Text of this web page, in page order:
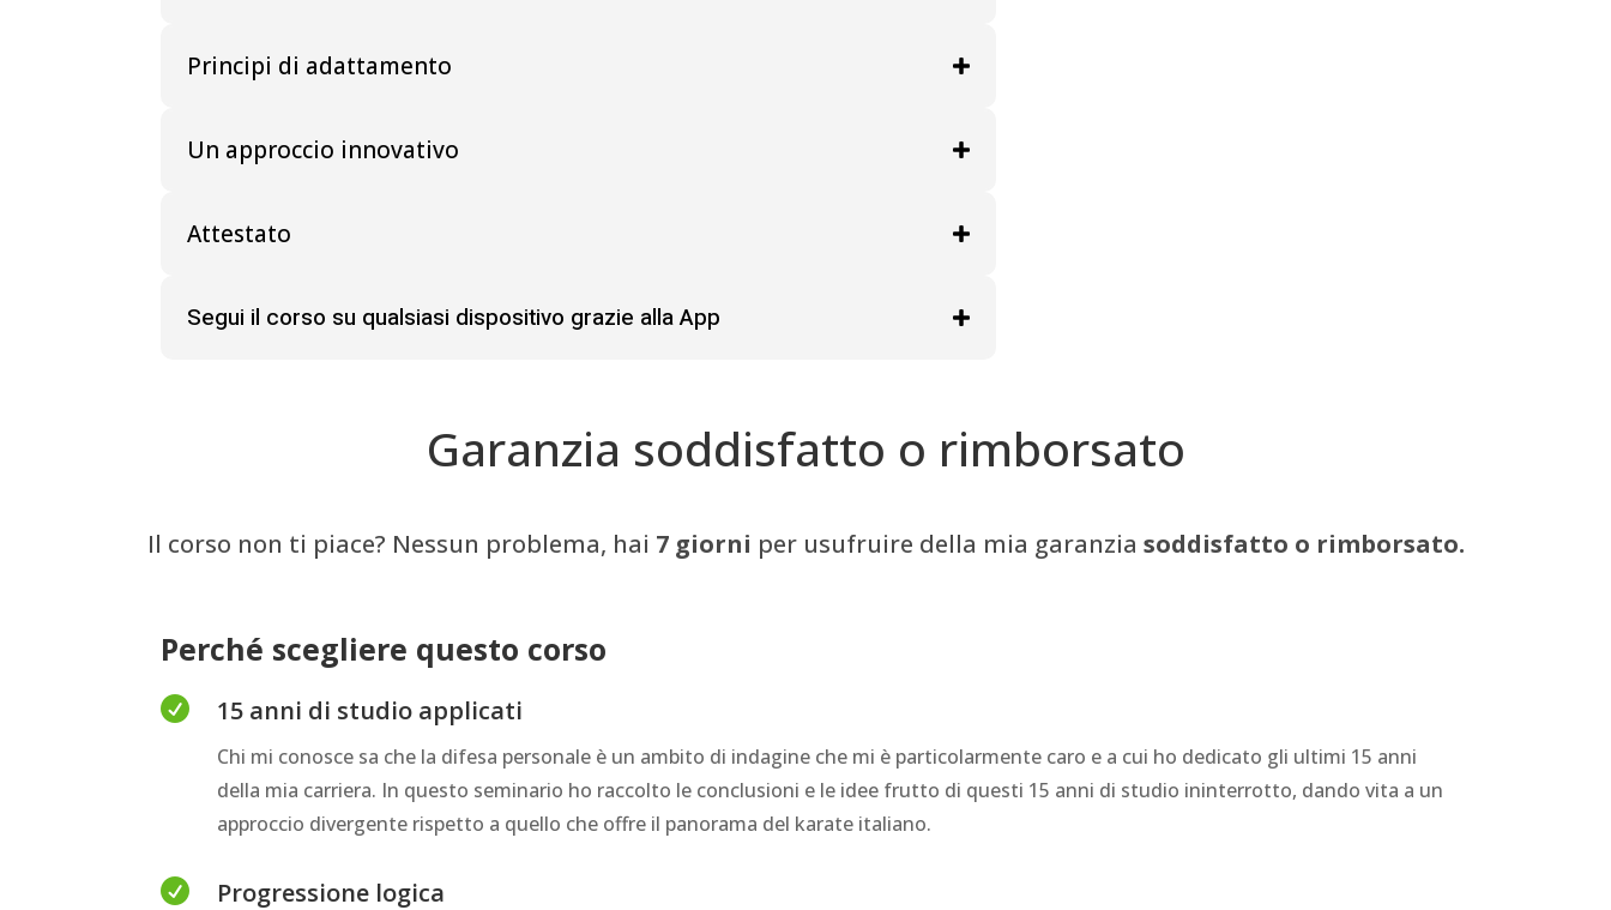
Principi di adattamento
Un approccio innovativo
Attestato
Segui il corso su qualsiasi dispositivo grazie alla App
Garanzia soddisfatto o rimborsato
Il corso non ti piace? Nessun problema, hai 7 giorni per usufruire della mia garanzia soddisfatto o rimborsato.
Perché scegliere questo corso
 15 anni di studio applicati
Chi mi conosce sa che la difesa personale è un ambito di indagine che mi è particolarmente caro e a cui ho dedicato gli ultimi 15 anni
della mia carriera. In questo seminario ho raccolto le conclusioni e le idee frutto di questi 15 anni di studio ininterrotto, dando vita a un
approccio divergente rispetto a quello che offre il panorama del karate italiano.
 Progressione logica